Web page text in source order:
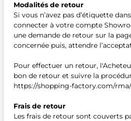
Modalités de retour
Si vous n’avez pas d’étiquette
connecter à votre compte
une demande de retour sur la
concernée puis, attendre
Pour effectuer un retour,
bon de retour et suivre la
https://shopping-factory.com/
Frais de retour
Les frais de retour sont couverts